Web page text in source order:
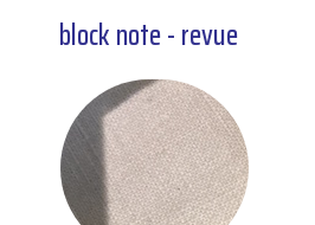
block note - revue